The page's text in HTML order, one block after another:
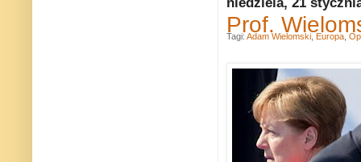
Prof.
Tagi: Adam Wielomski Europa